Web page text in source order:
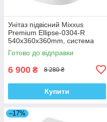
Унітаз підвісний Mixxus
Premium Ellipse-0304-R
540x360x360mm, система
змиву Rimless (MP6466)
Готово до відправки
6 900 ₴ 8 280 ₴
Купити
–17%